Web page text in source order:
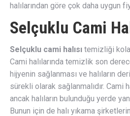
halılarından göre çok daha uygun
Selçuklu Cami
Selçuklu cami halısı temizliği
Cami halılarında temizlik son
hijyenin sağlanması ve halıların
sürekli olarak sağlanmalıdır. Cami
ancak halıların bulunduğu yerde
Bunun için de halı yıkama